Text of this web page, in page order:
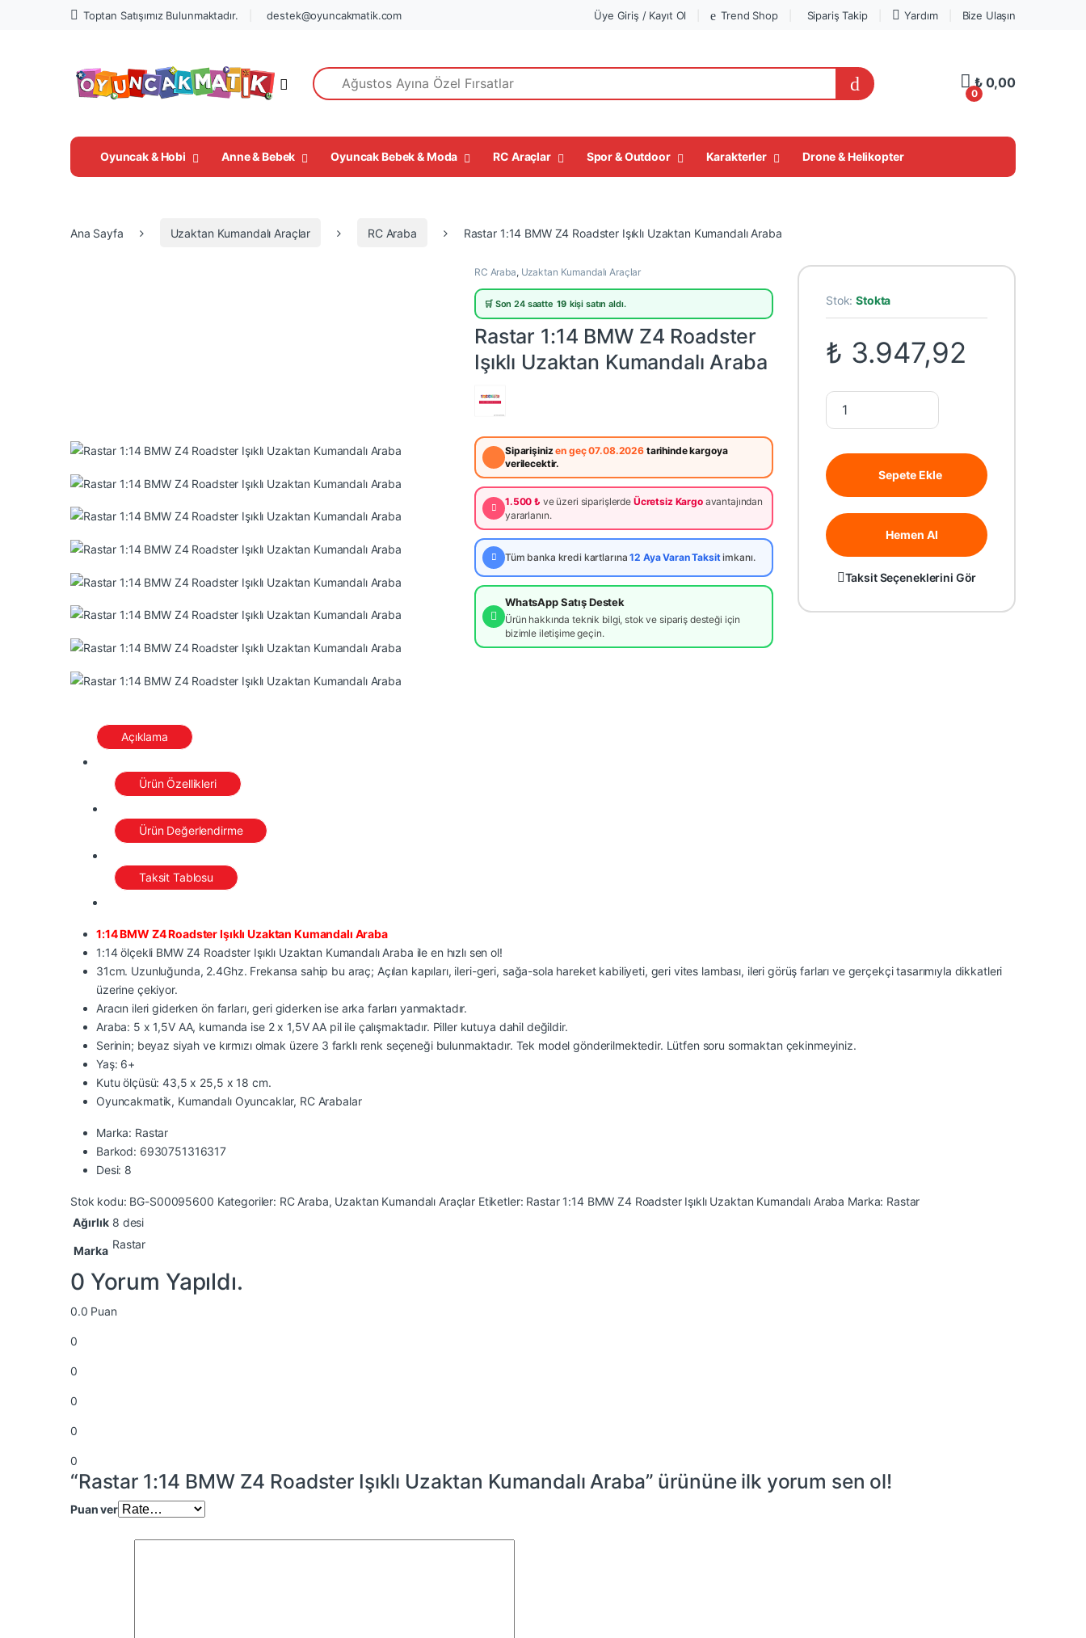
Toptan Satışımız Bulunmaktadır. destek@oyuncakmatik.com Üye Giriş / Kayıt Ol Trend Shop Sipariş Takip Yardım Bize Ulaşın
Open
Search for:
My Account
0
₺0,00
Oyuncak & Hobi Anne & Bebek Oyuncak Bebek & Moda RC Araçlar Spor & Outdoor Karakterler Drone & Helikopter
Ana Sayfa Uzaktan Kumandalı Araçlar RC Araba Rastar 1:14 BMW Z4 Roadster Işıklı Uzaktan Kumandalı Araba
RC Araba, Uzaktan Kumandalı Araçlar
🛒 Son 24 saatte 19 kişi satın aldı.
Rastar 1:14 BMW Z4 Roadster
Işıklı Uzaktan Kumandalı Araba
Siparişinizen geç 07.08.2026tarihinde kargoya
verilecektir.
1.500 ₺ ve üzeri siparişlerde Ücretsiz Kargoavantajından
yararlanın.
Tüm banka kredi kartlarına12 Aya Varan Taksitimkanı.
WhatsApp Satış Destek
Ürün hakkında teknik bilgi, stok ve sipariş desteği için
bizimle iletişime geçin.
Stok:Stokta
₺ 3.947,92
Rastar 1:14 BMW Z4 Roadster Işıklı Uzaktan
Sepete Ekle
Hemen Al
Taksit Seçeneklerini Gör
Açıklama
Ürün Özellikleri
Ürün Değerlendirme
Taksit Tablosu
1:14 BMW Z4 Roadster Işıklı Uzaktan Kumandalı Araba
1:14 ölçekli BMW Z4 Roadster Işıklı Uzaktan Kumandalı Araba ile en hızlı sen ol!
31cm. Uzunluğunda, 2.4Ghz. Frekansa sahip bu araç; Açılan kapıları, ileri-geri, sağa-sola hareket kabiliyeti, geri vites lambası, ileri görüş farları ve gerçekçi tasarımıyla dikkatleri
üzerine çekiyor.
Aracın ileri giderken ön farları, geri giderken ise arka farları yanmaktadır.
Araba: 5 x 1,5V AA, kumanda ise 2 x 1,5V AA pil ile çalışmaktadır. Piller kutuya dahil değildir.
Serinin; beyaz siyah ve kırmızı olmak üzere 3 farklı renk seçeneği bulunmaktadır. Tek model gönderilmektedir. Lütfen soru sormaktan çekinmeyiniz.
Yaş: 6+
Kutu ölçüsü: 43,5 x 25,5 x 18 cm.
Oyuncakmatik, Kumandalı Oyuncaklar, RC Arabalar
Marka: Rastar
Barkod: 6930751316317
Desi: 8
Stok kodu: BG-S00095600 Kategoriler: RC Araba, Uzaktan Kumandalı Araçlar Etiketler: Rastar 1:14 BMW Z4 Roadster Işıklı Uzaktan Kumandalı Araba Marka: Rastar
Ağırlık 8 desi
Marka Rastar
0 Yorum Yapıldı.
0.0 Puan
0
0
0
0
0
“Rastar 1:14 BMW Z4 Roadster Işıklı Uzaktan Kumandalı Araba” ürününe ilk yorum sen ol!
Puan ver